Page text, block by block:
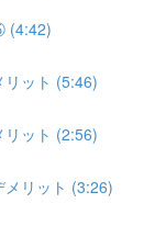
(4:42)
ット (5:46)
ット (2:56)
リット (3:26)